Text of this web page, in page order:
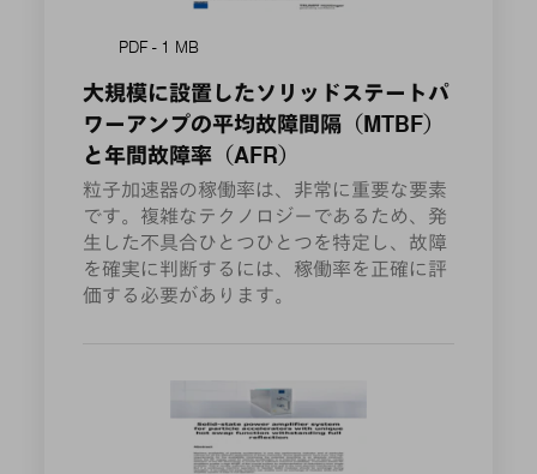
PDF - 1 MB
大規模に設置したソリッドステートパ
ワーアンプの平均故障間隔（MTBF）
と年間故障率（AFR）
粒子加速器の稼働率は、非常に重要な要素
です。複雑なテクノロジーであるため、発
生した不具合ひとつひとつを特定し、故障
を確実に判断するには、稼働率を正確に評
価する必要があります。